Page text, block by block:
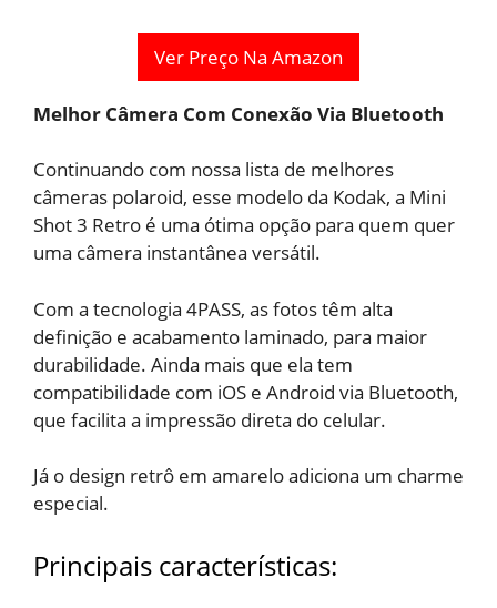
Ver Preço Na Amazon
Melhor Câmera Com Conexão Via Bluetooth
Continuando com nossa lista de melhores
câmeras polaroid, esse modelo da Kodak, a Mini
Shot 3 Retro é uma ótima opção para quem quer
uma câmera instantânea versátil.
Com a tecnologia 4PASS, as fotos têm alta
definição e acabamento laminado, para maior
durabilidade. Ainda mais que ela tem
compatibilidade com iOS e Android via Bluetooth,
que facilita a impressão direta do celular.
Já o design retrô em amarelo adiciona um charme
especial.
Principais características: